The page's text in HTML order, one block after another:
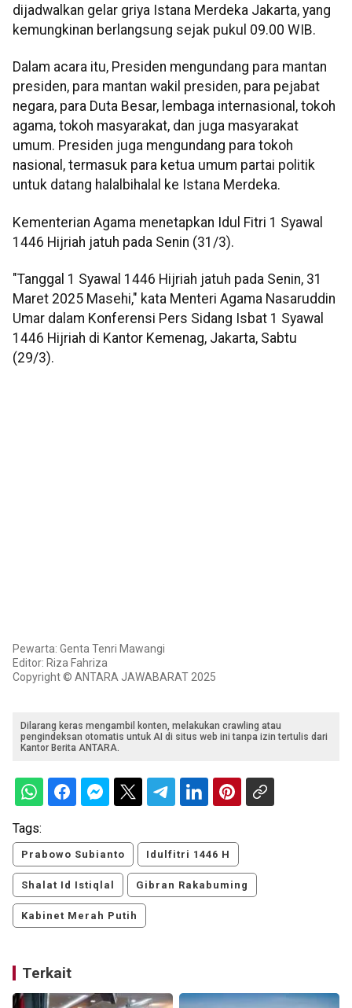
dijadwalkan gelar griya Istana Merdeka Jakarta, yang
kemungkinan berlangsung sejak pukul 09.00 WIB.
Dalam acara itu, Presiden mengundang para mantan
presiden, para mantan wakil presiden, para pejabat
negara, para Duta Besar, lembaga internasional, tokoh
agama, tokoh masyarakat, dan juga masyarakat
umum. Presiden juga mengundang para tokoh
nasional, termasuk para ketua umum partai politik
untuk datang halalbihalal ke Istana Merdeka.
Kementerian Agama menetapkan Idul Fitri 1 Syawal
1446 Hijriah jatuh pada Senin (31/3).
"Tanggal 1 Syawal 1446 Hijriah jatuh pada Senin, 31
Maret 2025 Masehi," kata Menteri Agama Nasaruddin
Umar dalam Konferensi Pers Sidang Isbat 1 Syawal
1446 Hijriah di Kantor Kemenag, Jakarta, Sabtu
(29/3).
Pewarta: Genta Tenri Mawangi
Editor: Riza Fahriza
Copyright © ANTARA JAWABARAT 2025
Dilarang keras mengambil konten, melakukan crawling atau
pengindeksan otomatis untuk AI di situs web ini tanpa izin tertulis dari
Kantor Berita ANTARA.
Tags:
Prabowo Subianto Idulfitri 1446 H
Shalat Id Istiqlal Gibran Rakabuming
Kabinet Merah Putih
Terkait